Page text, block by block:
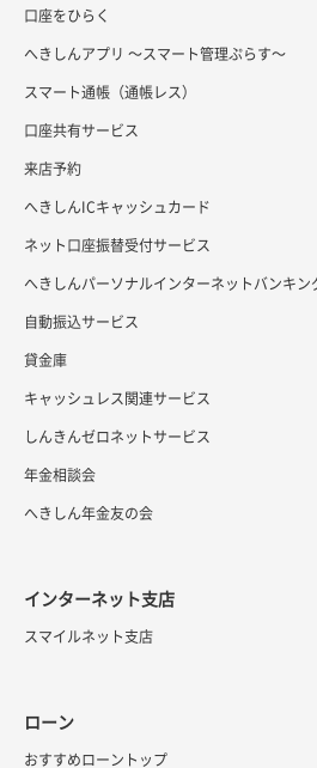
口座をひらく
へきしんアプリ ～スマート管理ぷらす～
スマート通帳（通帳レス）
口座共有サービス
来店予約
へきしんICキャッシュカード
ネット口座振替受付サービス
へきしんパーソナルインターネットバンキン
自動振込サービス
貸金庫
キャッシュレス関連サービス
しんきんゼロネットサービス
年金相談会
へきしん年金友の会
インターネット支店
スマイルネット支店
ローン
おすすめローントップ